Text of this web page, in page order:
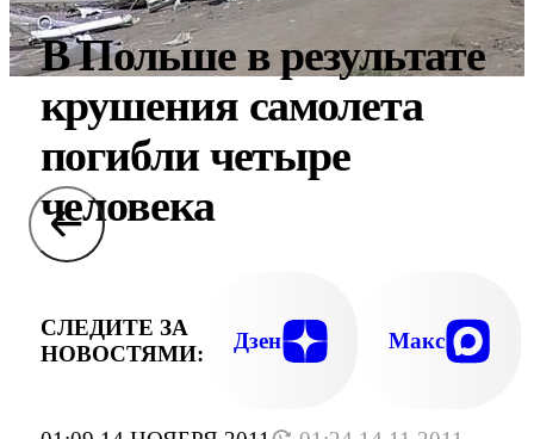
В Польше в результате
крушения самолета
погибли четыре
человека
СЛЕДИТЕ ЗА
НОВОСТЯМИ:
Дзен Макс